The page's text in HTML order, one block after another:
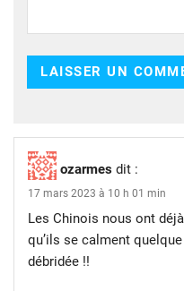
ozarmes dit :
17 mars 2023 à 10 h 01 min
Les Chinois nous ont
qu’ils se calment
débridée !!